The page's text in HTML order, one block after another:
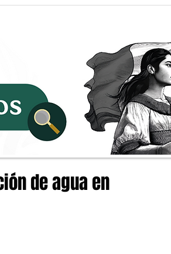
de agua en